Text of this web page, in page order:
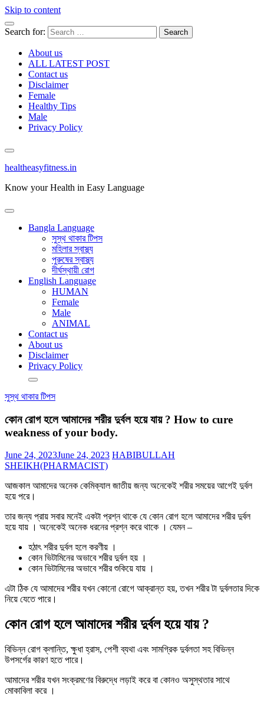
Skip to content
Search for:
About us
ALL LATEST POST
Contact us
Disclaimer
Female
Healthy Tips
Male
Privacy Policy
healtheasyfitness.in
Know your Health in Easy Language
Bangla Language
সুস্থ থাকার টিপস
মহিলার স্বাস্থ্য
পুরুষের স্বাস্থ্য
দীর্ঘস্থায়ী রোগ
English Language
HUMAN
Female
Male
ANIMAL
Contact us
About us
Disclaimer
Privacy Policy
সুস্থ থাকার টিপস
কোন রোগ হলে আমাদের শরীর দুর্বল হয়ে যায় ? How to cure
weakness of your body.
June 24, 2023June 24, 2023 HABIBULLAH
SHEIKH(PHARMACIST)
আজকাল আমাদের অনেক কেমিক্যাল জাতীয় জন্য অনেকেই শরীর সময়ের আগেই দুর্বল
হয়ে পরে।
তার জন্য প্রায় সবার মনেই একটা প্রশ্ন থাকে যে কোন রোগ হলে আমাদের শরীর দুর্বল
হয়ে যায় । অনেকেই অনেক ধরনের প্রশ্ন করে থাকে । যেমন –
হঠাৎ শরীর দুর্বল হলে করণীয় ।
কোন ভিটামিনের অভাবে শরীর দুর্বল হয় ।
কোন ভিটামিনের অভাবে শরীর শুকিয়ে যায় ।
এটা ঠিক যে আমাদের শরীর যখন কোনো রোগে আক্রান্ত হয়, তখন শরীর টা দুর্বলতার দিকে
নিয়ে যেতে পারে।
কোন রোগ হলে আমাদের শরীর দুর্বল হয়ে যায় ?
বিভিন্ন রোগ ক্লান্তি, ক্ষুধা হ্রাস, পেশী ব্যথা এবং সামগ্রিক দুর্বলতা সহ বিভিন্ন
উপসর্গের কারণ হতে পারে।
আমাদের শরীর যখন সংক্রমণের বিরুদ্ধে লড়াই করে বা কোনও অসুস্থতার সাথে
মোকাবিলা করে ।